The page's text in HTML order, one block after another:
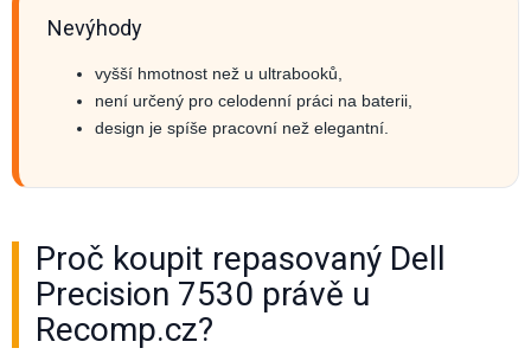
Nevýhody
vyšší hmotnost než u ultrabooků,
není určený pro celodenní práci na baterii,
design je spíše pracovní než elegantní.
Proč koupit repasovaný Dell
Precision 7530 právě u
Recomp.cz?